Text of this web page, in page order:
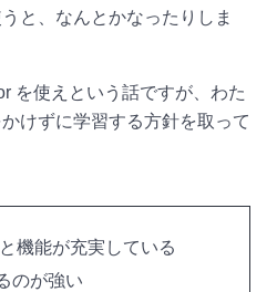
と、なんとかなったりしま
を使えという話ですが、わた
けずに学習する方針を取って
機能が充実している
のが強い